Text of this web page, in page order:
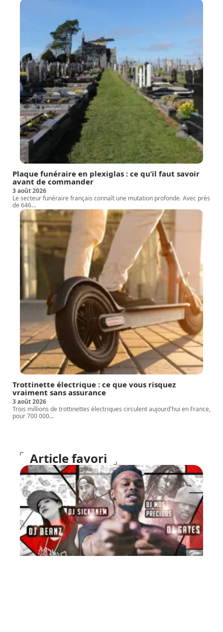
Plaque funéraire en plexiglas : ce qu’il faut savoir
avant de commander
3 août 2026
Le secteur funéraire français connaît une mutation profonde. Avec près
de 646…
Trottinette électrique : ce que vous risquez
vraiment sans assurance
3 août 2026
Trois millions de trottinettes électriques circulent aujourd'hui en France,
pour 700 000…
Article favori